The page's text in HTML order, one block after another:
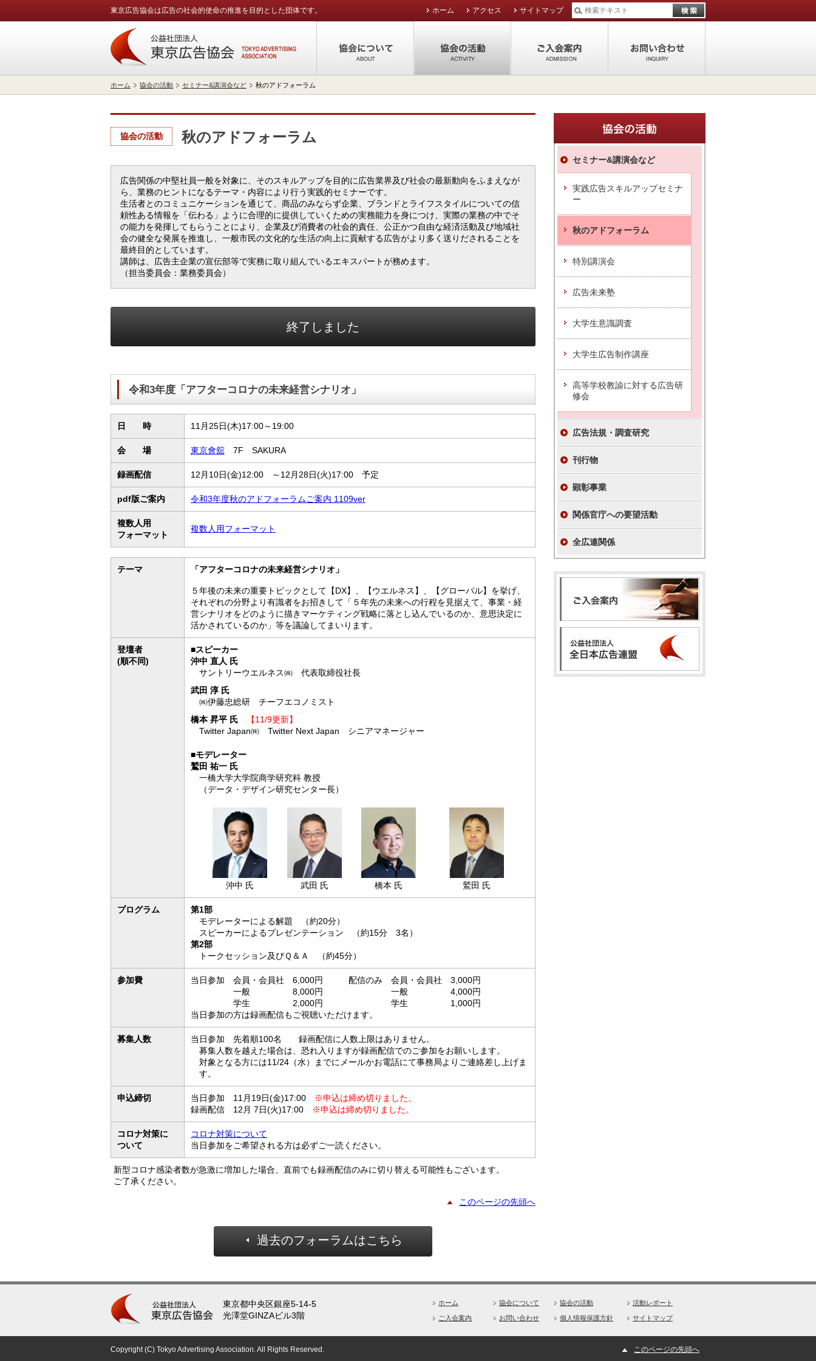
東京広告協会は広告の社会的使命の推進を目的とした団体です。 ホーム アクセス サイトマップ
ホーム 協会の活動 セミナー&講演会など 秋のアドフォーラム
協会の活動 秋のアドフォーラム
広告関係の中堅社員一般を対象に、そのスキルアップを目的に広告業界及び社会の最新動向をふまえなが
ら、業務のヒントになるテーマ・内容により行う実践的セミナーです。
生活者とのコミュニケーションを通じて、商品のみならず企業、ブランドとライフスタイルについての信
頼性ある情報を「伝わる」ように合理的に提供していくための実務能力を身につけ、実際の業務の中でそ
の能力を発揮してもらうことにより、企業及び消費者の社会的責任、公正かつ自由な経済活動及び地域社
会の健全な発展を推進し、一般市民の文化的な生活の向上に貢献する広告がより多く送りだされることを
最終目的としています。
講師は、広告主企業の宣伝部等で実務に取り組んでいるエキスパートが務めます。
（担当委員会：業務委員会）
終了しました
令和3年度「アフターコロナの未来経営シナリオ」
日 時 11月25日(木)17:00～19:00
会 場 東京會舘 7F SAKURA
録画配信 12月10日(金)12:00 ～12月28日(火)17:00 予定
pdf版ご案内 令和3年度秋のアドフォーラムご案内 1109ver
複数人用
フォーマット
複数人用フォーマット
テーマ 「アフターコロナの未来経営シナリオ」
５年後の未来の重要トピックとして【DX】、【ウエルネス】、【グローバル】を挙げ、
それぞれの分野より有識者をお招きして「５年先の未来への行程を見据えて、事業・経
営シナリオをどのように描きマーケティング戦略に落とし込んでいるのか、意思決定に
活かされているのか」等を議論してまいります。
登壇者
(順不同)
■スピーカー
沖中 直人 氏
サントリーウエルネス㈱ 代表取締役社長
武田 淳 氏
㈱伊藤忠総研 チーフエコノミスト
橋本 昇平 氏
【11/9更新】
Twitter Japan㈱ Twitter Next Japan シニアマネージャー
■モデレーター
鷲田 祐一 氏
一橋大学大学院商学研究科 教授
（データ・デザイン研究センター長）
沖中 氏 武田 氏 橋本 氏 鷲田 氏
プログラム
第1部
モデレーターによる解題 （約20分）
スピーカーによるプレゼンテーション （約15分 3名）
第2部
トークセッション及びＱ＆Ａ （約45分）
参加費
当日参加 会員・会員社 6,000円 配信のみ 会員・会員社 3,000円
一般 8,000円 一般 4,000円
学生 2,000円 学生 1,000円
当日参加の方は録画配信もご視聴いただけます。
募集人数
当日参加 先着順100名 録画配信に人数上限はありません。
募集人数を越えた場合は、恐れ入りますが録画配信でのご参加をお願いします。
対象となる方には11/24（水）までにメールかお電話にて事務局よりご連絡差し上げま
す。
申込締切 当日参加 11月19日(金)17:00
※申込は締め切りました。
録画配信 12月 7日(火)17:00
※申込は締め切りました。
コロナ対策に
ついて
コロナ対策について
当日参加をご希望される方は必ずご一読ください。
新型コロナ感染者数が急激に増加した場合、直前でも録画配信のみに切り替える可能性もございます。
ご了承ください。
このページの先頭へ
過去のフォーラムはこちら
セミナー&講演会など
実践広告スキルアップセミナ
ー
秋のアドフォーラム
特別講演会
広告未来塾
大学生意識調査
大学生広告制作講座
高等学校教諭に対する広告研
修会
広告法規・調査研究
刊行物
顕彰事業
関係官庁への要望活動
全広連関係
東京都中央区銀座5-14-5
光澤堂GINZAビル3階
ホーム 協会について 協会の活動 活動レポート
ご入会案内 お問い合わせ 個人情報保護方針 サイトマップ
Copyright (C) Tokyo Advertising Association. All Rights Reserved. このページの先頭へ